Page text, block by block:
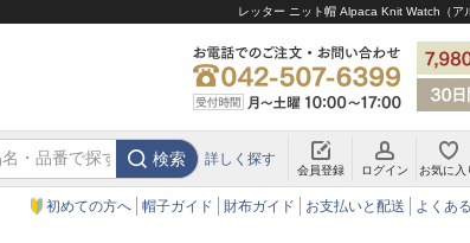
レッター ニット帽 Alpaca Knit Watch（ア
検索 詳しく探す
会員登録 ログイン お気に入
初めての方へ 帽子ガイド 財布ガイド お支払いと配送 よくあ